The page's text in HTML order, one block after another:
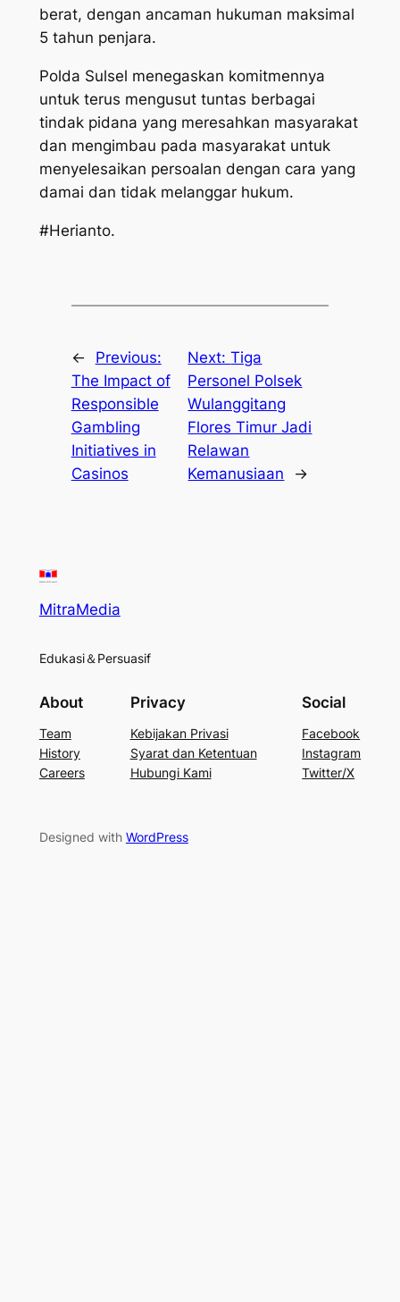
berat, dengan ancaman hukuman maksimal
5 tahun penjara.
Polda Sulsel menegaskan komitmennya
untuk terus mengusut tuntas berbagai
tindak pidana yang meresahkan masyarakat
dan mengimbau pada masyarakat untuk
menyelesaikan persoalan dengan cara yang
damai dan tidak melanggar hukum.
#Herianto.
←
Previous:
The Impact of
Responsible
Gambling
Initiatives in
Casinos
Next:Tiga
Personel Polsek
Wulanggitang
Flores Timur Jadi
Relawan
Kemanusiaan
→
MitraMedia
Edukasi＆Persuasif
About
Team
History
Careers
Privacy
Kebijakan Privasi
Syarat dan Ketentuan
Hubungi Kami
Social
Facebook
Instagram
Twitter/X
Designed with WordPress